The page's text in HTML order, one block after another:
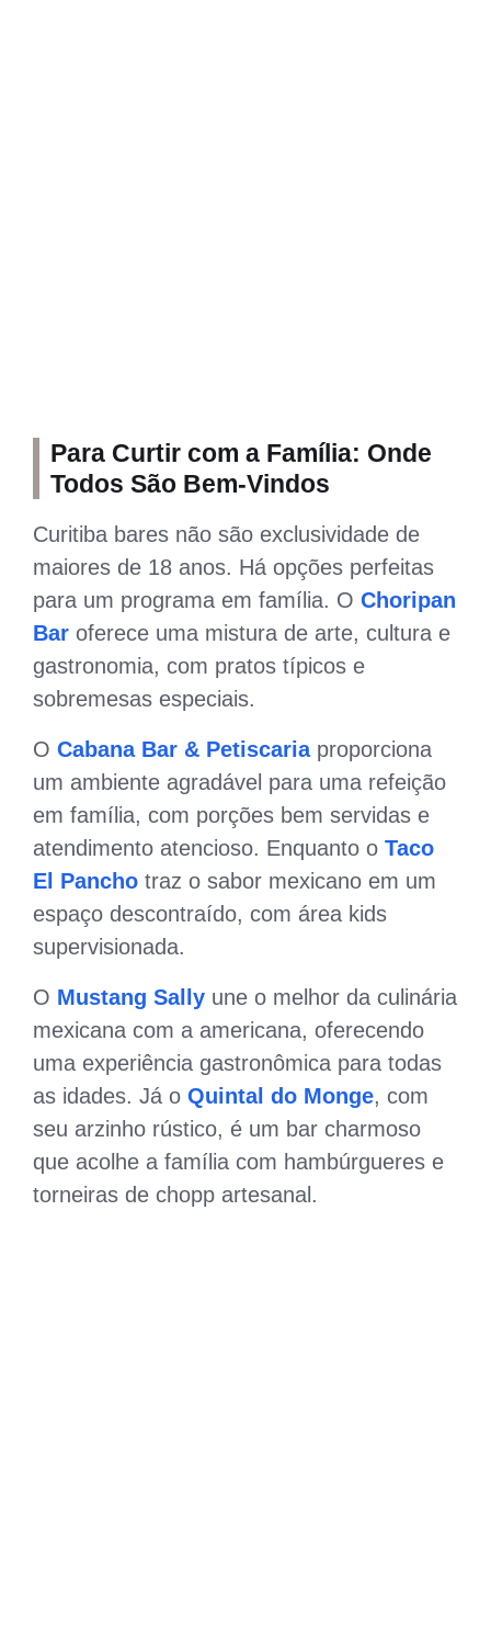
Para Curtir com a Família: Onde
Todos São Bem-Vindos
Curitiba bares não são exclusividade de
maiores de 18 anos. Há opções perfeitas
para um programa em família. O Choripan
Bar oferece uma mistura de arte, cultura e
gastronomia, com pratos típicos e
sobremesas especiais.
O Cabana Bar & Petiscariaproporciona
um ambiente agradável para uma refeição
em família, com porções bem servidas e
atendimento atencioso. Enquanto o Taco
El Pancho traz o sabor mexicano em um
espaço descontraído, com área kids
supervisionada.
O Mustang Sally une o melhor da culinária
mexicana com a americana, oferecendo
uma experiência gastronômica para todas
as idades. Já o Quintal do Monge, com
seu arzinho rústico, é um bar charmoso
que acolhe a família com hambúrgueres e
torneiras de chopp artesanal.